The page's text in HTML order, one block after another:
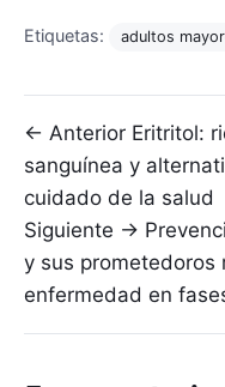
Etiquetas: adultos
Navegación
← Anterior Eritritol:
sanguínea y
cuidado de la salud
Siguiente →
y sus prometedoros
enfermedad en